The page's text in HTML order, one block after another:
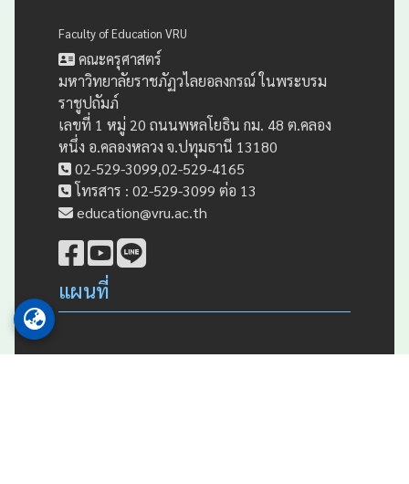
Faculty of Education VRU
คณะครุศาสตร์
มหาวิทยาลัยราชภัฏวไลยอลงกรณ์ ในพระบรม
ราชูปถัมภ์
เลขที่ 1 หมู่ 20 ถนนพหลโยธิน กม. 48 ต.คลอง
หนึ่ง อ.คลองหลวง จ.ปทุมธานี 13180
02-529-3099,02-529-4165
โทรสาร : 02-529-3099 ต่อ 13
education@vru.ac.th
แผนที่